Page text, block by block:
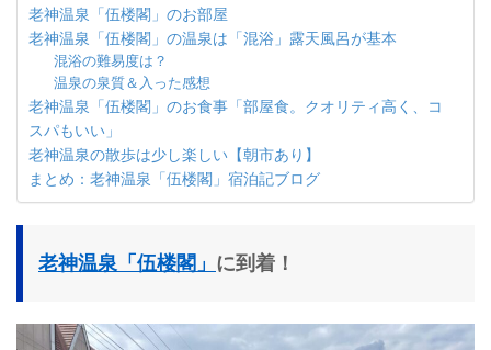
老神温泉「伍楼閣」のお部屋
老神温泉「伍楼閣」の温泉は「混浴」露天風呂が基本
混浴の難易度は？
温泉の泉質＆入った感想
老神温泉「伍楼閣」のお食事「部屋食。クオリティ高く、コ
スパもいい」
老神温泉の散歩は少し楽しい【朝市あり】
まとめ：老神温泉「伍楼閣」宿泊記ブログ
老神温泉「伍楼閣」 に到着！